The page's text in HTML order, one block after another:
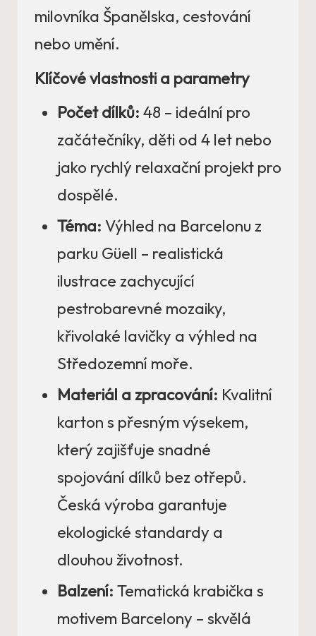
milovníka Španělska, cestování
nebo umění.
Klíčové vlastnosti a parametry
Počet dílků: 48 – ideální pro
začátečníky, děti od 4 let nebo
jako rychlý relaxační projekt pro
dospělé.
Téma: Výhled na Barcelonu z
parku Güell – realistická
ilustrace zachycující
pestrobarevné mozaiky,
křivolaké lavičky a výhled na
Středozemní moře.
Materiál a zpracování: Kvalitní
karton s přesným výsekem,
který zajišťuje snadné
spojování dílků bez otřepů.
Česká výroba garantuje
ekologické standardy a
dlouhou životnost.
Balzení: Tematická krabička s
motivem Barcelony – skvělá